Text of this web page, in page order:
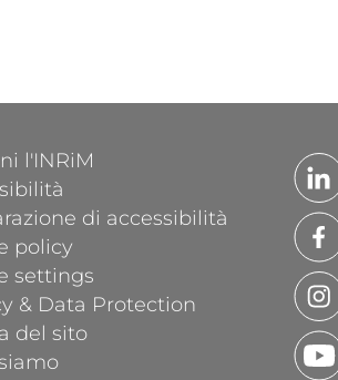
2 l'INRiM
di accessibilità
policy
settings
& Data Protection
del sito